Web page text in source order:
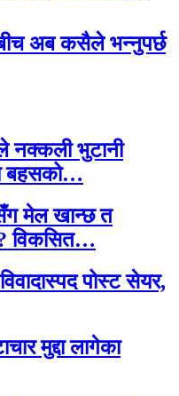
अब कसैले भन्नुपर्छ
नक्कली भुटानी
बहसको…
मेल खान्छ त
विकसित…
पोस्ट सेयर,
मुद्दा लागेका